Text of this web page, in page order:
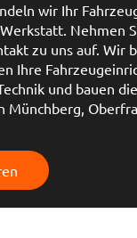
wir Ihr
Nehmen
zu uns auf. Wir
Ihre
und bauen
Münchberg,